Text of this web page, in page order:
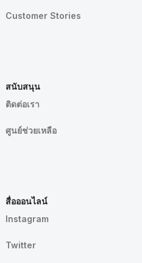
Customer Stories
สนับสนุน
ติดต่อเรา
ศูนย์ช่วยเหลือ
สื่อออนไลน์
Instagram
Twitter